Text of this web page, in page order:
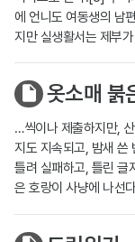
에 언니도 여동생의 남
지만 실생활서는 제부
옷소매 붉
…씩이나 제출하지만,
지도 지속되고, 밤새 쓴
틀려 실패하고, 틀린 글
은 호랑이 사냥에 나선